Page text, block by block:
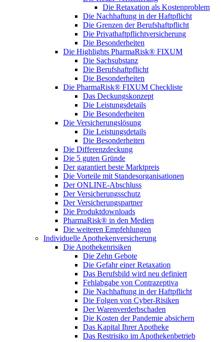
Die Retaxation als Kostenproblem
Die Nachhaftung in der Haftpflicht
Die Grenzen der Berufshaftpflicht
Die Privathaftpflichtversicherung
Die Besonderheiten
Die Highlights PharmaRisk® FIXUM
Die Sachsubstanz
Die Berufshaftpflicht
Die Besonderheiten
Die PharmaRisk® FIXUM Checkliste
Das Deckungskonzept
Die Leistungsdetails
Die Besonderheiten
Die Versicherungslösung
Die Leistungsdetails
Die Besonderheiten
Die Differenzdeckung
Die 5 guten Gründe
Der garantiert beste Marktpreis
Die Vorteile mit Standesorganisationen
Der ONLINE-Abschluss
Der Versicherungsschutz
Der Versicherungspartner
Die Produktdownloads
PharmaRisk® in den Medien
Die weiteren Empfehlungen
Individuelle Apothekenversicherung
Die Apothekenrisiken
Die Zehn Gebote
Die Gefahr einer Retaxation
Das Berufsbild wird neu definiert
Fehlabgabe von Contrazeptiva
Die Nachhaftung in der Haftpflicht
Die Folgen von Cyber-Risiken
Der Warenverderbschaden
Die Kosten der Pandemie absichern
Das Kapital Ihrer Apotheke
Das Restrisiko im Apothekenbetrieb